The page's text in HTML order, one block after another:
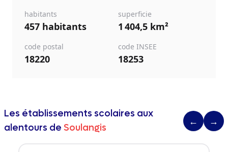
habitants
457 habitants
superficie
1 404,5 km²
code postal
18220
code INSEE
18253
Les établissements scolaires aux
alentours de Soulangis
← →